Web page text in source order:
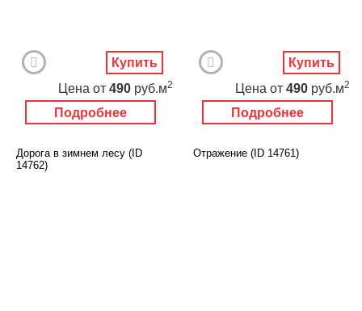
Подробнее
Цена от 490 руб.м2
Купить
Подробнее
Цена от 490 руб.м2
Купить
Дорога в зимнем лесу (ID
14762)
Отражение (ID 14761)